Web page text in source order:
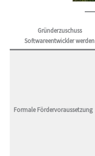
Gründerzuschuss
Softwareentwickler werden
Formale Fördervoraussetzung